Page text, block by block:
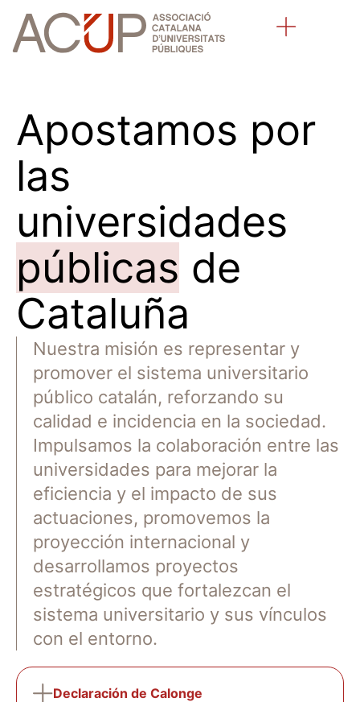
Apostamos por
las
universidades
públicas de
Cataluña
Nuestra misión es representar y
promover el sistema universitario
público catalán, reforzando su
calidad e incidencia en la sociedad.
Impulsamos la colaboración entre las
universidades para mejorar la
eficiencia y el impacto de sus
actuaciones, promovemos la
proyección internacional y
desarrollamos proyectos
estratégicos que fortalezcan el
sistema universitario y sus vínculos
con el entorno.
Declaración de Calonge